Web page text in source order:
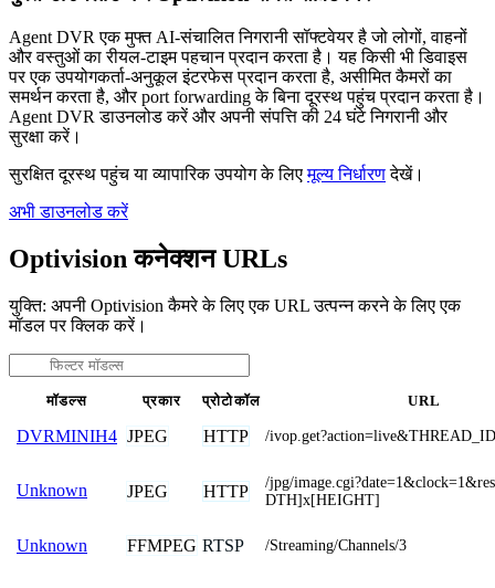
Agent DVR एक मुफ्त AI-संचालित निगरानी सॉफ्टवेयर है जो लोगों, वाहनों
और वस्तुओं का रीयल-टाइम पहचान प्रदान करता है। यह किसी भी डिवाइस
पर एक उपयोगकर्ता-अनुकूल इंटरफेस प्रदान करता है, असीमित कैमरों का
समर्थन करता है, और port forwarding के बिना दूरस्थ पहुंच प्रदान करता है।
Agent DVR डाउनलोड करें और अपनी संपत्ति की 24 घंटे निगरानी और
सुरक्षा करें।
सुरक्षित दूरस्थ पहुंच या व्यापारिक उपयोग के लिएमूल्य निर्धारणदेखें।
अभी डाउनलोड करें
Optivision कनेक्शन URLs
युक्ति: अपनी Optivision कैमरे के लिए एक URL उत्पन्न करने के लिए एक
मॉडल पर क्लिक करें।
मॉडल्स प्रकार प्रोटोकॉल URL
DVRMINIH4 JPEG HTTP /
Unknown JPEG HTTP
/jpg/
DTH]x[HEIGHT]
Unknown FFMPEG RTSP /Streaming/Channels/3